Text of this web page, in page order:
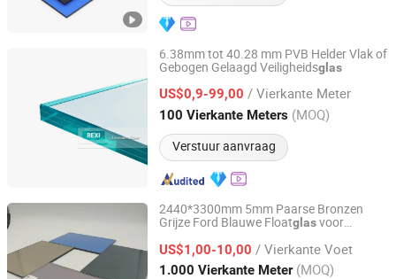
6.38mm tot 40.28 mm PVB Helder Vlak of
Gebogen Gelaagd Veiligheidsglas
US$0,9-99,00 / Vierkante Meter
100 Vierkante Meters (MOQ)
Verstuur aanvraag
QINGDAO REXI INDUSTRIES CO., LTD.
Shandong, China Sinds 2006
2440*3300mm 5mm Paarse Bronzen
Grijze Ford Blauwe Floatglasvoor
US$1,00-10,00 / Vierkante Voet
1.000 Vierkante Meter (MOQ)
QINGDAO CHINASTAR HOLDING CO., LTD.
Shandong, China Sinds 2008